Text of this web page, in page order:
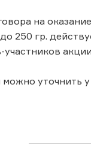
на
250 гр.
уточнить